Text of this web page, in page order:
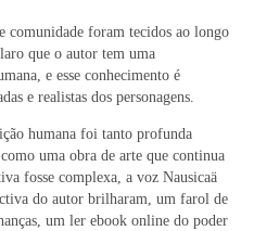
comunidade foram tecidos ao longo
que o autor tem uma
e esse conhecimento é
e realistas dos personagens.
humana foi tanto profunda
uma obra de arte que continua
fosse complexa, a voz Nausicaä
do autor brilharam, um farol de
um ler ebook online do poder